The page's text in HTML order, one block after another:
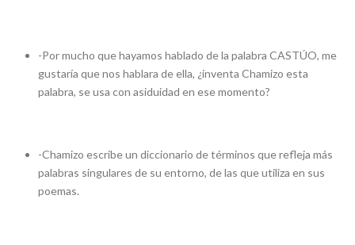
-Por mucho que hayamos hablado de la palabra CASTÚO, me
gustaría que nos hablara de ella, ¿inventa Chamizo esta
palabra, se usa con asiduidad en ese momento?
-Chamizo escribe un diccionario de términos que refleja más
palabras singulares de su entorno, de las que utiliza en sus
poemas.